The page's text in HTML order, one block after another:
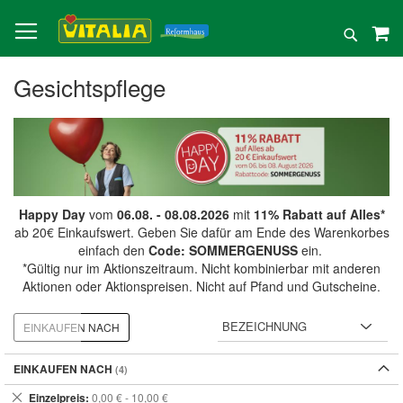
zum
Inhalt
Suche
Gesichtspflege
Happy Dayvom 06.08. - 08.08.2026mit 11% Rabatt auf Alles*
ab 20€ Einkaufswert. Geben Sie dafür am Ende des Warenkorbes
einfach den Code: SOMMERGENUSSein.
*Gültig nur im Aktionszeitraum. Nicht kombinierbar mit anderen
Aktionen oder Aktionspreisen. Nicht auf Pfand und Gutscheine.
EINKAUFEN NACH
EINKAUFEN NACH
Einzelpreis 0,00 € - 10,00 €
Dies